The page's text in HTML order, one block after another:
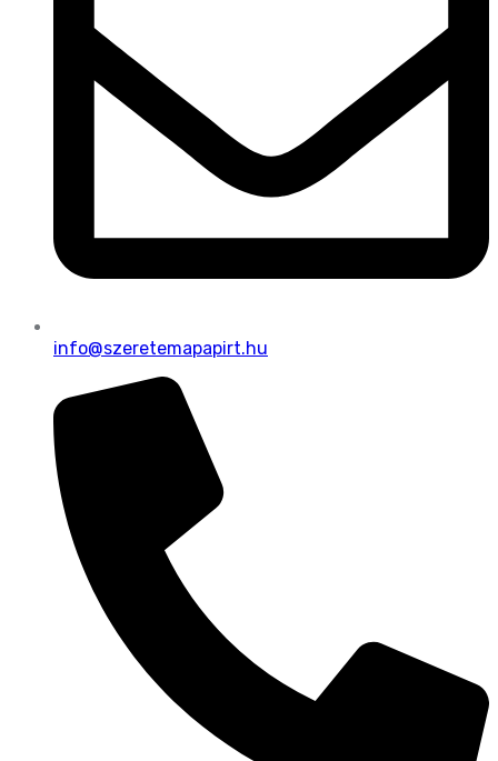
info@szeretemapapirt.hu